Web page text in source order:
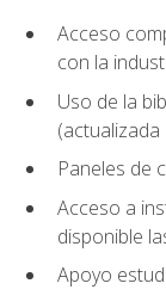
Acceso
con la
Uso de la
Paneles de
Acceso a
disponible
Apoyo